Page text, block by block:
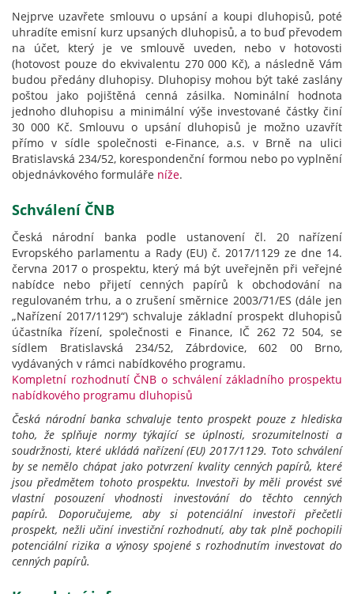
Nejprve uzavřete smlouvu o upsání a koupi dluhopisů, poté
uhradíte emisní kurz upsaných dluhopisů, a to buď převodem
na účet, který je ve smlouvě uveden, nebo v hotovosti
(hotovost pouze do ekvivalentu 270 000 Kč), a následně Vám
budou předány dluhopisy. Dluhopisy mohou být také zaslány
poštou jako pojištěná cenná zásilka. Nominální hodnota
jednoho dluhopisu a minimální výše investované částky činí
30 000 Kč. Smlouvu o upsání dluhopisů je možno uzavřít
přímo v sídle společnosti e-Finance, a.s. v Brně na ulici
Bratislavská 234/52, korespondenční formou nebo po vyplnění
objednávkového formuláře níže.
Schválení ČNB
Česká národní banka podle ustanovení čl. 20 nařízení
Evropského parlamentu a Rady (EU) č. 2017/1129 ze dne 14.
června 2017 o prospektu, který má být uveřejněn při veřejné
nabídce nebo přijetí cenných papírů k obchodování na
regulovaném trhu, a o zrušení směrnice 2003/71/ES (dále jen
„Nařízení 2017/1129“) schvaluje základní prospekt dluhopisů
účastníka řízení, společnosti e Finance, IČ 262 72 504, se
sídlem Bratislavská 234/52, Zábrdovice, 602 00 Brno,
vydávaných v rámci nabídkového programu.
Kompletní rozhodnutí ČNB o schválení základního prospektu
nabídkového programu dluhopisů
Česká národní banka schvaluje tento prospekt pouze z hlediska
toho, že splňuje normy týkající se úplnosti, srozumitelnosti a
soudržnosti, které ukládá nařízení (EU) 2017/1129. Toto schválení
by se nemělo chápat jako potvrzení kvality cenných papírů, které
jsou předmětem tohoto prospektu. Investoři by měli provést své
vlastní posouzení vhodnosti investování do těchto cenných
papírů. Doporučujeme, aby si potenciální investoři přečetli
prospekt, nežli učiní investiční rozhodnutí, aby tak plně pochopili
potenciální rizika a výnosy spojené s rozhodnutím investovat do
cenných papírů.